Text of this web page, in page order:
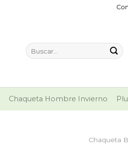
Buscar
por:
Chaqueta Hombre Invierno
Chaqueta